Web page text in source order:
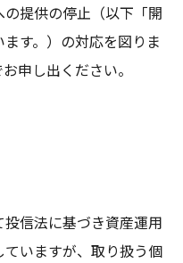
提供の停止（以下「開
す。）の対応を図りま
申し出ください。
信法に基づき資産運用
いますが、取り扱う個